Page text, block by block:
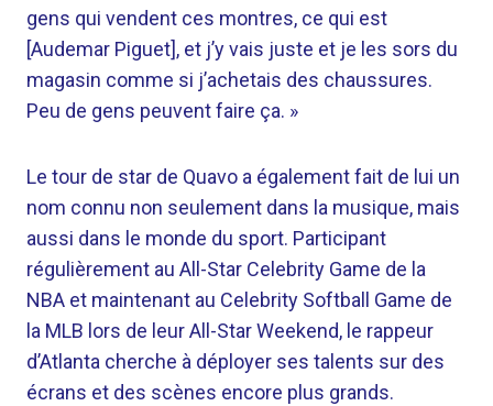
gens qui vendent ces montres, ce qui est
[Audemar Piguet], et j’y vais juste et je les sors du
magasin comme si j’achetais des chaussures.
Peu de gens peuvent faire ça. »
Le tour de star de Quavo a également fait de lui un
nom connu non seulement dans la musique, mais
aussi dans le monde du sport. Participant
régulièrement au All-Star Celebrity Game de la
NBA et maintenant au Celebrity Softball Game de
la MLB lors de leur All-Star Weekend, le rappeur
d’Atlanta cherche à déployer ses talents sur des
écrans et des scènes encore plus grands.